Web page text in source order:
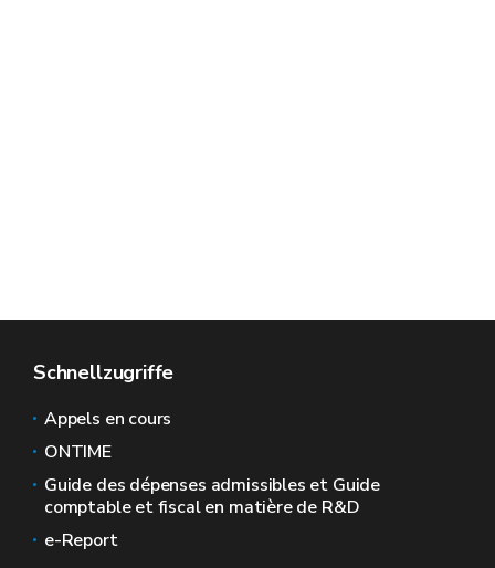
Schnellzugriffe
Appels en cours
ONTIME
Guide des dépenses admissibles et Guide
comptable et fiscal en matière de R&D
e-Report